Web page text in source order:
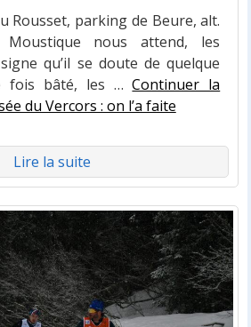
Rousset, parking de Beure, alt.
Moustique nous attend, les
qu’il se doute de quelque
fois bâté, les …Continuer la
du Vercors : on l’a faite
Lire la suite